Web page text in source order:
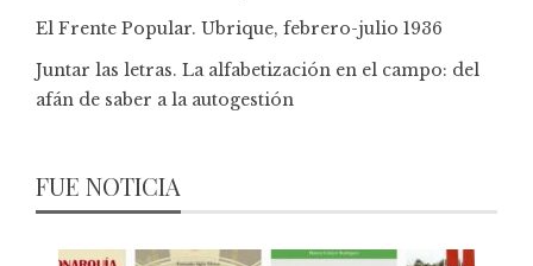
El Frente Popular. Ubrique, febrero-julio 1936
Juntar las letras. La alfabetización en el campo: del
afán de saber a la autogestión
FUE NOTICIA